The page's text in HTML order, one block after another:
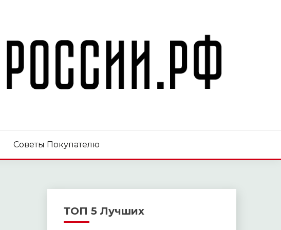
Советы Покупателю
ТОП 5 Лучших